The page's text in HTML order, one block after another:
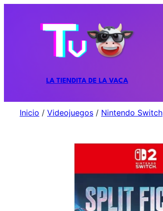
LA TIENDITA DE LA VACA
Inicio / Videojuegos / Nintendo Switch